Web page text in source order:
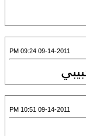
09-14-2011 09:24 PM
09-14-2011 10:51 PM